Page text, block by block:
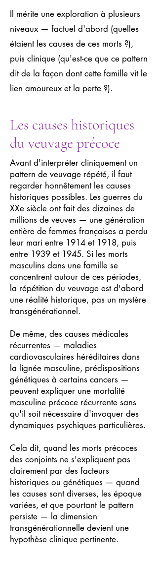
Il mérite une exploration à plusieurs
niveaux — factuel d'abord (quelles
étaient les causes de ces morts ?),
puis clinique (qu'est-ce que ce pattern
dit de la façon dont cette famille vit le
lien amoureux et la perte ?).
Les causes historiques
du veuvage précoce
Avant d'interpréter cliniquement un
pattern de veuvage répété, il faut
regarder honnêtement les causes
historiques possibles. Les guerres du
XXe siècle ont fait des dizaines de
millions de veuves — une génération
entière de femmes françaises a perdu
leur mari entre 1914 et 1918, puis
entre 1939 et 1945. Si les morts
masculins dans une famille se
concentrent autour de ces périodes,
la répétition du veuvage est d'abord
une réalité historique, pas un mystère
transgénérationnel.
De même, des causes médicales
récurrentes — maladies
cardiovasculaires héréditaires dans
la lignée masculine, prédispositions
génétiques à certains cancers —
peuvent expliquer une mortalité
masculine précoce récurrente sans
qu'il soit nécessaire d'invoquer des
dynamiques psychiques particulières.
Cela dit, quand les morts précoces
des conjoints ne s'expliquent pas
clairement par des facteurs
historiques ou génétiques — quand
les causes sont diverses, les époque
variées, et que pourtant le pattern
persiste — la dimension
transgénérationnelle devient une
hypothèse clinique pertinente.